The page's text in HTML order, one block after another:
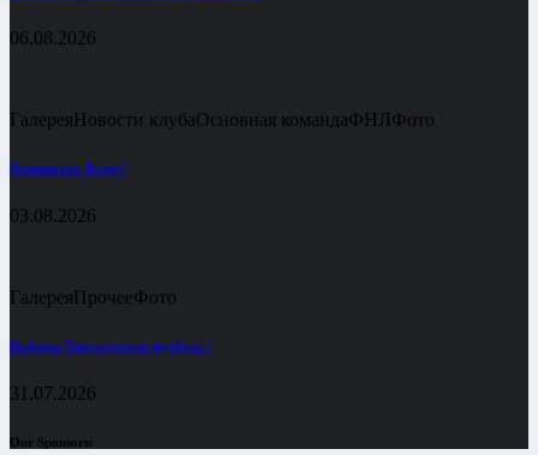
06.08.2026
ГалереяНовости клубаОсновная командаФНЛФото
Принимаем Волну!
03.08.2026
ГалереяПрочееФото
Выборы Председателя футбола !
31.07.2026
Our Sponsors: